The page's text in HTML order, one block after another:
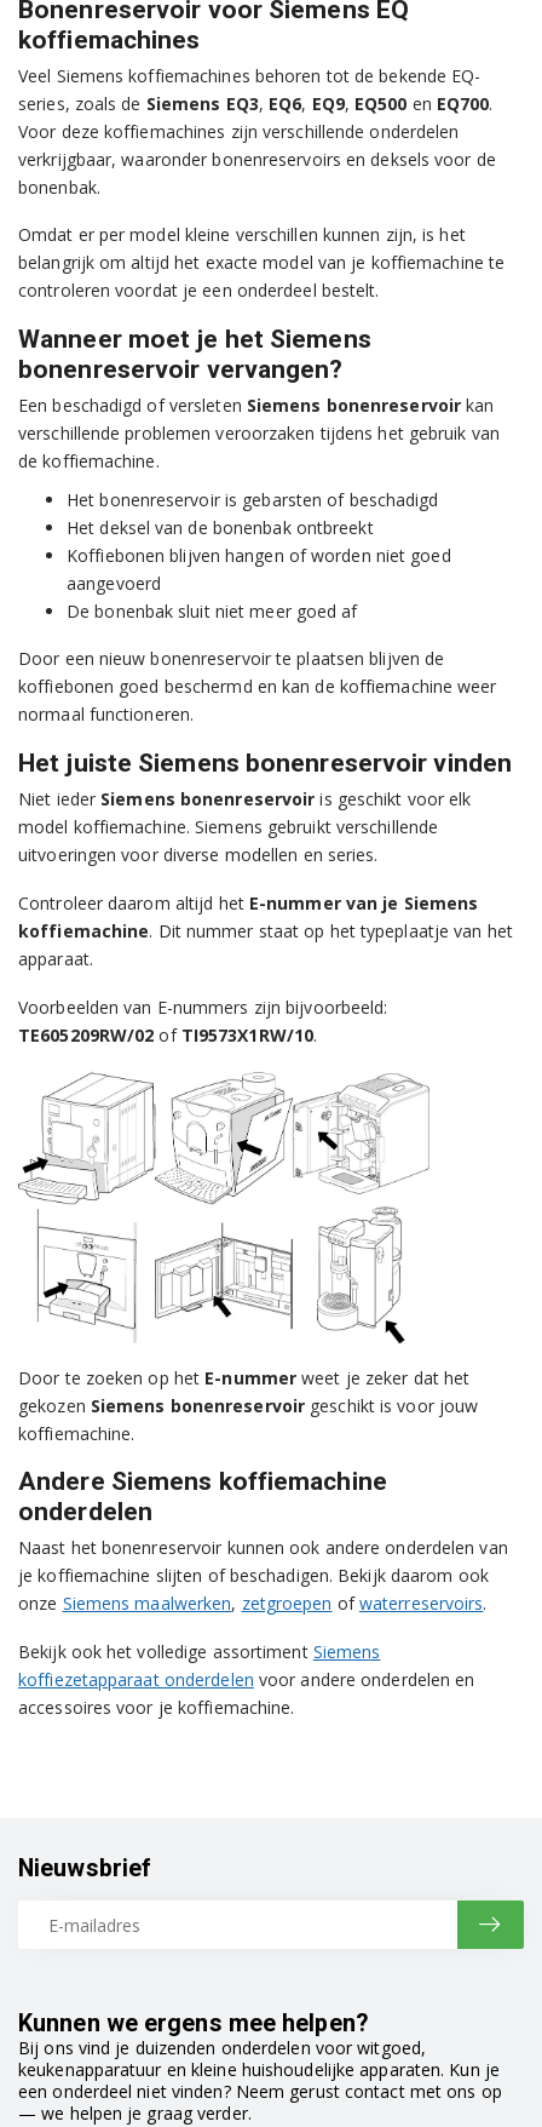
Bonenreservoir voor Siemens EQ
koffiemachines
Veel Siemens koffiemachines behoren tot de bekende EQ-
series, zoals de Siemens EQ3, EQ6, EQ9, EQ500 en EQ700.
Voor deze koffiemachines zijn verschillende onderdelen
verkrijgbaar, waaronder bonenreservoirs en deksels voor de
bonenbak.
Omdat er per model kleine verschillen kunnen zijn, is het
belangrijk om altijd het exacte model van je koffiemachine te
controleren voordat je een onderdeel bestelt.
Wanneer moet je het Siemens
bonenreservoir vervangen?
Een beschadigd of versleten Siemens bonenreservoir kan
verschillende problemen veroorzaken tijdens het gebruik van
de koffiemachine.
Het bonenreservoir is gebarsten of beschadigd
Het deksel van de bonenbak ontbreekt
Koffiebonen blijven hangen of worden niet goed
aangevoerd
De bonenbak sluit niet meer goed af
Door een nieuw bonenreservoir te plaatsen blijven de
koffiebonen goed beschermd en kan de koffiemachine weer
normaal functioneren.
Het juiste Siemens bonenreservoir vinden
Niet ieder Siemens bonenreservoir is geschikt voor elk
model koffiemachine. Siemens gebruikt verschillende
uitvoeringen voor diverse modellen en series.
Controleer daarom altijd het E-nummer van je Siemens
koffiemachine. Dit nummer staat op het typeplaatje van het
apparaat.
Voorbeelden van E-nummers zijn bijvoorbeeld:
TE605209RW/02 of TI9573X1RW/10.
Door te zoeken op het E-nummer weet je zeker dat het
gekozen Siemens bonenreservoir geschikt is voor jouw
koffiemachine.
Andere Siemens koffiemachine
onderdelen
Naast het bonenreservoir kunnen ook andere onderdelen van
je koffiemachine slijten of beschadigen. Bekijk daarom ook
onze Siemens maalwerken, zetgroepen ofwaterreservoirs.
Bekijk ook het volledige assortiment Siemens
koffiezetapparaat onderdelen voor andere onderdelen en
accessoires voor je koffiemachine.
Kunnen we ergens mee helpen?
Bij ons vind je duizenden onderdelen voor witgoed,
keukenapparatuur en kleine huishoudelijke apparaten. Kun je
een onderdeel niet vinden? Neem gerust contact met ons op
— we helpen je graag verder.
Nieuwsbrief